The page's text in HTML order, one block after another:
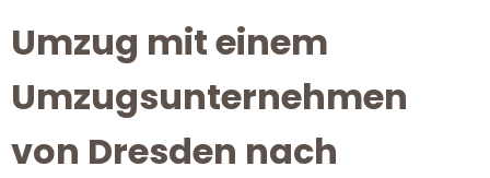
Umzug mit einem
Umzugsunternehmen
von Dresden nach